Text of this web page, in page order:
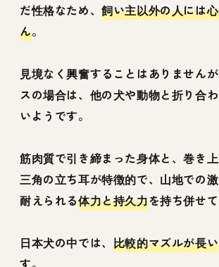
だ性格なため、飼い主以外の人には
ん。
見境なく興奮することはありません
スの場合は、他の犬や動物と折り合
いようです。
筋肉質で引き締まった身体と、巻き上
三角の立ち耳が特徴的で、山地での
耐えられる体力と持久力を持ち併せて
日本犬の中では、 比較的マズルが長い